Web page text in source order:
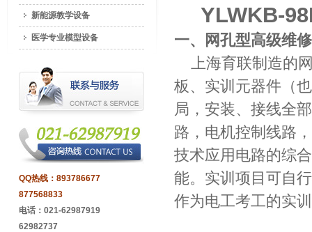
YLWKB-
一、网孔型高级维
上海育联制造的
板、实训元器件（
局，安装、接线全
路，电机控制线路
技术应用电路的综
能。实训项目可自
作为电工考工的实
新能源教学设备
医学专业模型设备
QQ热线： 893786677
877568833
电话：021-62987919
62982737